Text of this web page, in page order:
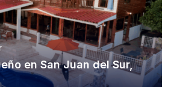
en San Juan del Sur,